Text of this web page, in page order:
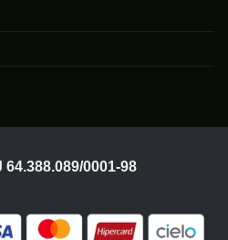
0001-98